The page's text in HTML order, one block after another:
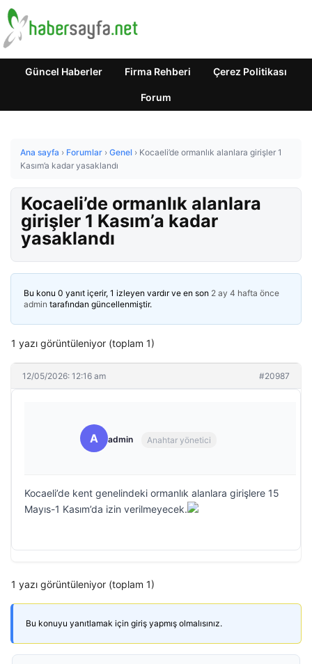
Güncel Haberler Firma Rehberi Çerez Politikası
Forum
Ana sayfa › Forumlar › Genel › Kocaeli’de ormanlık alanlara girişler 1
Kasım’a kadar yasaklandı
Kocaeli’de ormanlık alanlara
girişler 1 Kasım’a kadar
yasaklandı
Bu konu 0 yanıt içerir, 1 izleyen vardır ve en son 2 ay 4 hafta önce
admin tarafından güncellenmiştir.
1 yazı görüntüleniyor (toplam 1)
12/05/2026: 12:16 am #20987
A admin Anahtar yönetici
Kocaeli’de kent genelindeki ormanlık alanlara girişlere 15
Mayıs-1 Kasım’da izin verilmeyecek.
1 yazı görüntüleniyor (toplam 1)
Bu konuyu yanıtlamak için giriş yapmış olmalısınız.